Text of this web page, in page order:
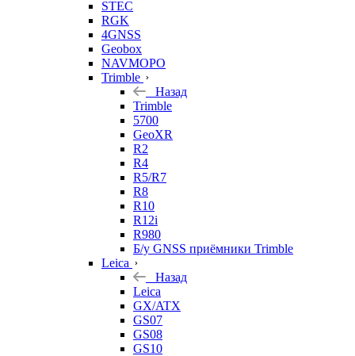
STEC
RGK
4GNSS
Geobox
NAVMOPO
Trimble
Назад
Trimble
5700
GeoXR
R2
R4
R5/R7
R8
R10
R12i
R980
Б/у GNSS приёмники Trimble
Leica
Назад
Leica
GX/ATX
GS07
GS08
GS10